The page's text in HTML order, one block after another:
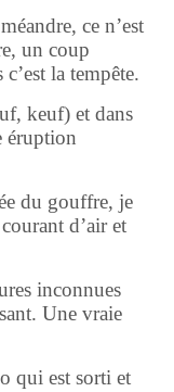
ce n’est
un coup
la tempête.
keuf) et dans
éruption
du gouffre, je
d’air et
inconnues
Une vraie
qui est sorti et